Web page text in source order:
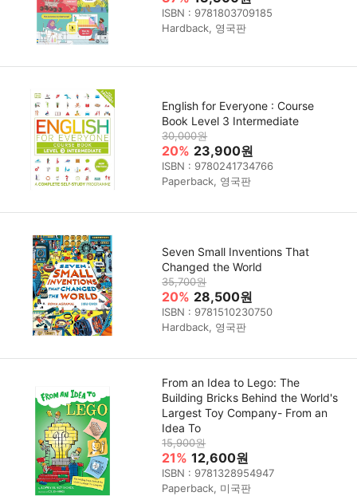
ISBN : 9781803709185
Hardback, 영국판
English for Everyone : Course
Book Level 3 Intermediate
30,000원
20% 23,900원
ISBN : 9780241734766
Paperback, 영국판
Seven Small Inventions That
Changed the World
35,700원
20% 28,500원
ISBN : 9781510230750
Hardback, 영국판
From an Idea to Lego: The
Building Bricks Behind the World's
Largest Toy Company- From an
Idea To
15,900원
21% 12,600원
ISBN : 9781328954947
Paperback, 미국판